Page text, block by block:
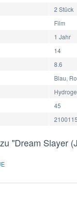
2 Stück
Film
1 Jahr
14
8.6
Blau,
45
"Dream Slayer